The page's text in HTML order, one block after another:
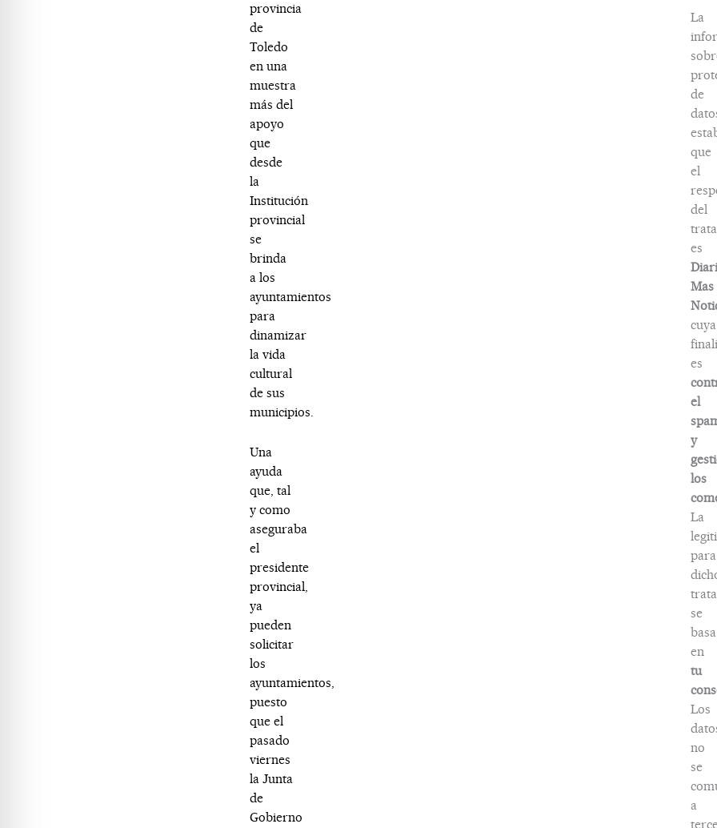
provincia
de
Toledo
en una
muestra
más del
apoyo
que
desde
la
Institución
provincial
se
brinda
a los
ayuntamientos
para
dinamizar
la vida
cultural
de sus
municipios.
Una
ayuda
que, tal
y como
aseguraba
el
presidente
provincial,
ya
pueden
solicitar
los
ayuntamientos,
puesto
que el
pasado
viernes
la Junta
de
Gobierno
La
de
que
el
del
es
Mas
cuya
es
el
y
los
La
para
se
basa
en
tu
Los
no
se
a